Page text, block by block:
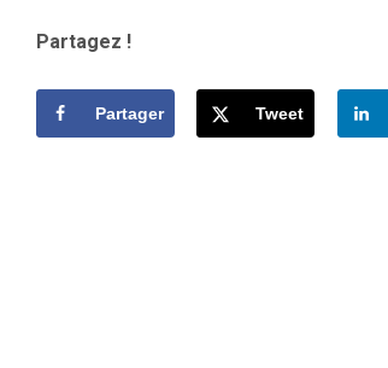
Partagez !
Partager Tweet